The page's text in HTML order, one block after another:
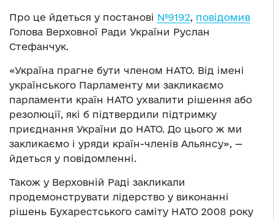
Про це йдеться у постанові №9192, повідомив
Голова Верховної Ради України Руслан
Стефанчук.
«Україна прагне бути членом НАТО. Від імені
українського Парламенту ми закликаємо
парламенти країн НАТО ухвалити рішення або
резолюції, які б підтвердили підтримку
приєднання України до НАТО. До цього ж ми
закликаємо і уряди країн-членів Альянсу», —
йдеться у повідомленні.
Також у Верховній Раді закликали
продемонструвати лідерство у виконанні
рішень Бухарестського саміту НАТО 2008 року